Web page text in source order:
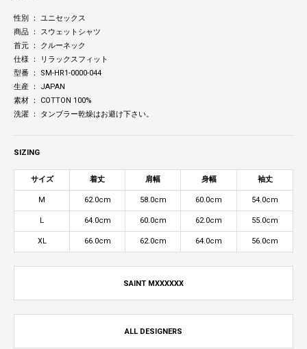
性別 ： ユニセックス
商品 ： スウェットシャツ
首元 ： クルーネック
仕様 ： リラックスフィット
型番 ： SM-HR1-0000-044
生産 ： JAPAN
素材 ： COTTON 100%
洗濯 ： タンブラー乾燥はお避け下さい。
SIZING
サイズ 着丈 肩幅 身幅 袖丈
M 62.0cm 58.0cm 60.0cm 54.0cm
L 64.0cm 60.0cm 62.0cm 55.0cm
XL 66.0cm 62.0cm 64.0cm 56.0cm
SAINT MXXXXXX
ALL DESIGNERS